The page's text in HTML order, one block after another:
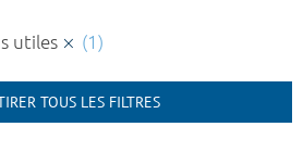
utiles (1)
TOUS LES FILTRES